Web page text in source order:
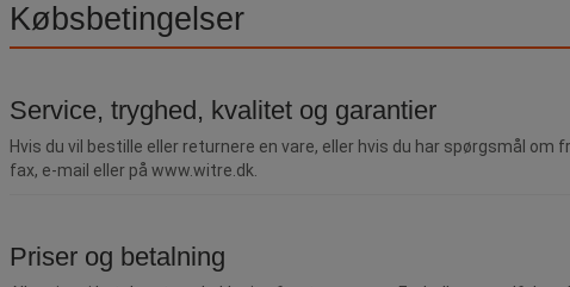
Købsbetingelser
Service, tryghed, kvalitet og garantier
Hvis du vil bestille eller returnere en vare, eller hvis du har spørgsmål
fax, e-mail eller på www.witre.dk.
Priser og betalning